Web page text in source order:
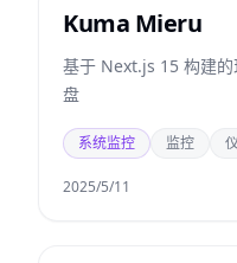
Kuma Mieru
基于 Next.js 15 构建
盘
系统监控 监控
2025/5/11